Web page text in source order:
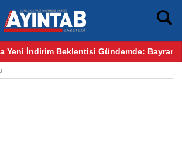
Benzin ve Motorinde
Karıştı: Ankara’dan Gelen Kulis